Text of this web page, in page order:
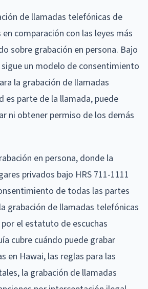
de llamadas telefónicas de
comparación con las leyes más
sobre grabación en persona. Bajo
sigue un modelo de consentimiento
la grabación de llamadas
es parte de la llamada, puede
ni obtener permiso de los demás
en persona, donde la
privados bajo HRS 711-1111
de todas las partes
grabación de llamadas telefónicas
el estatuto de escuchas
cubre cuándo puede grabar
en Hawai, las reglas para las
la grabación de llamadas